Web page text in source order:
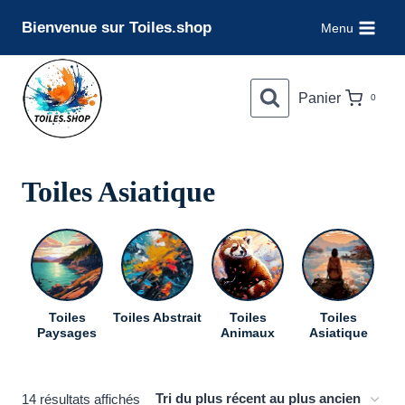
contenu
Bienvenue sur Toiles.shop Menu
Panier 0
Toiles Asiatique
Toiles
Paysages
Toiles Abstrait
Toiles
Animaux
Toiles
Asiatique
14 résultats affichés Trié